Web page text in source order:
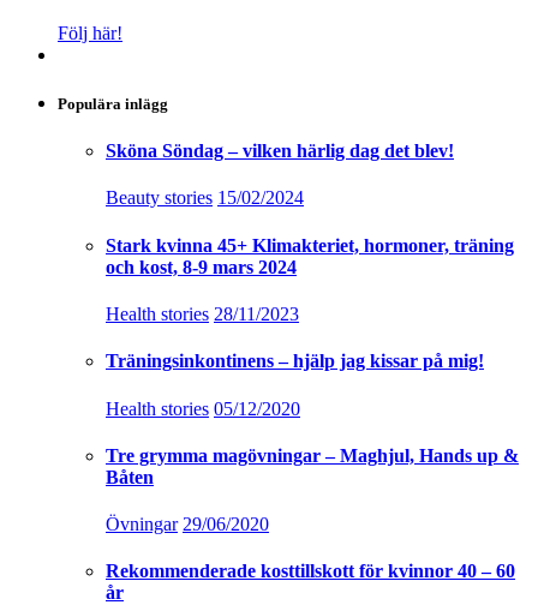
Följ här!
Populära inlägg
Sköna Söndag – vilken härlig dag det blev!
Beauty stories 15/02/2024
Stark kvinna 45+ Klimakteriet, hormoner, träning
och kost, 8-9 mars 2024
Health stories 28/11/2023
Träningsinkontinens – hjälp jag kissar på mig!
Health stories 05/12/2020
Tre grymma magövningar – Maghjul, Hands up &
Båten
Övningar 29/06/2020
Rekommenderade kosttillskott för kvinnor 40 – 60
år